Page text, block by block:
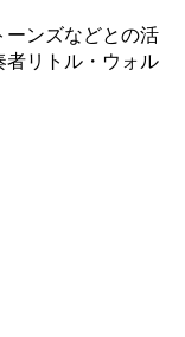
ーンズなどとの活
者リトル・ウォル